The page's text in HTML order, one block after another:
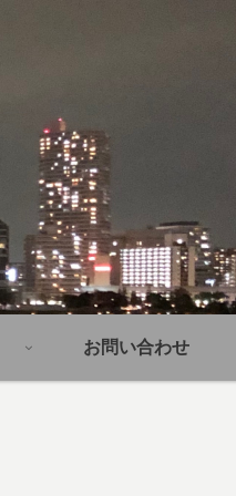
お問い合わせ